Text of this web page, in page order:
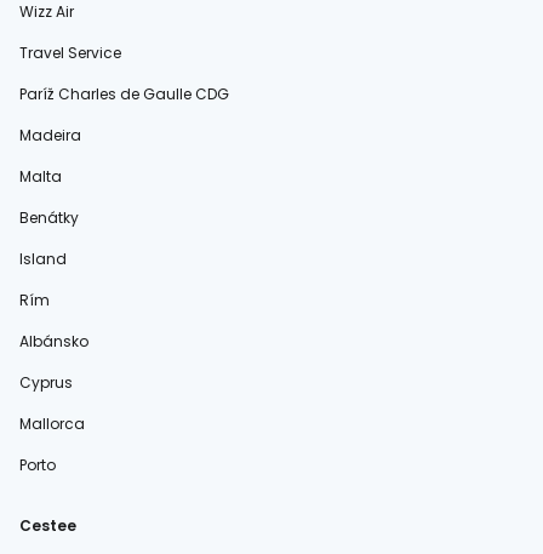
Wizz Air
Travel Service
Paríž Charles de Gaulle CDG
Madeira
Malta
Benátky
Island
Rím
Albánsko
Cyprus
Mallorca
Porto
Cestee